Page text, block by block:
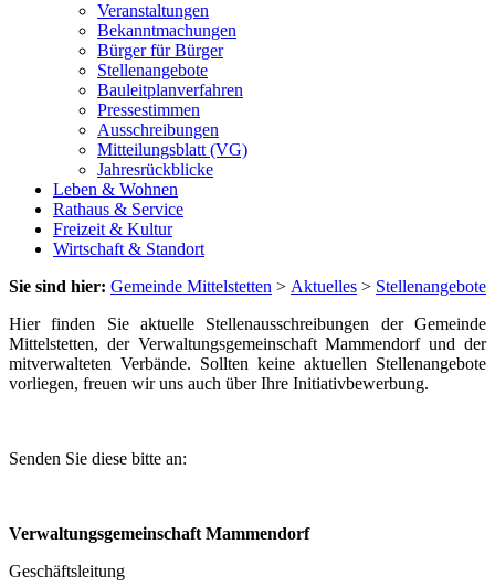
Veranstaltungen
Bekanntmachungen
Bürger für Bürger
Stellenangebote
Bauleitplanverfahren
Pressestimmen
Ausschreibungen
Mitteilungsblatt (VG)
Jahresrückblicke
Leben & Wohnen
Rathaus & Service
Freizeit & Kultur
Wirtschaft & Standort
Sie sind hier: Gemeinde Mittelstetten > Aktuelles > Stellenangebote
Hier finden Sie aktuelle Stellenausschreibungen der Gemeinde
Mittelstetten, der Verwaltungsgemeinschaft Mammendorf und der
mitverwalteten Verbände. Sollten keine aktuellen Stellenangebote
vorliegen, freuen wir uns auch über Ihre Initiativbewerbung.
Senden Sie diese bitte an:
Verwaltungsgemeinschaft Mammendorf
Geschäftsleitung